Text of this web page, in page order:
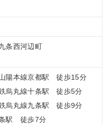
条西河辺町
山陽本線京都駅 徒歩15分
烏丸線十条駅 徒歩5分
烏丸線九条駅 徒歩9分
駅 徒歩7分